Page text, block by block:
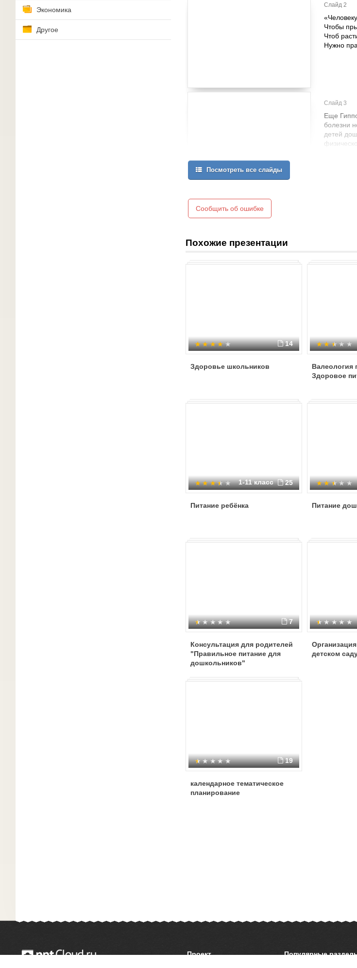
Экономика
Другое
Слайд 2
Чтобы
Чтоб
Нужно
Слайд 3
Еще
болезни
детей
Посмотреть все слайды
Сообщить об ошибке
Похожие презентации
14
Здоровье школьников
Валеология
Здоровое
1-11 класс 25
Питание ребёнка Питание
7
Консультация для родителей
"Правильное питание для
дошкольников"
детском
19
календарное тематическое
планирование
Проект
Популярные